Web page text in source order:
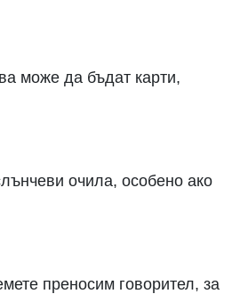
може да бъдат карти,
очила, особено ако
преносим говорител, за